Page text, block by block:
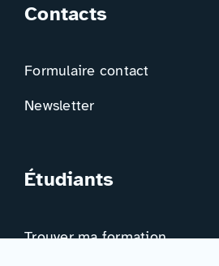
Contacts
Formulaire contact
Newsletter
Étudiants
Trouver ma formation